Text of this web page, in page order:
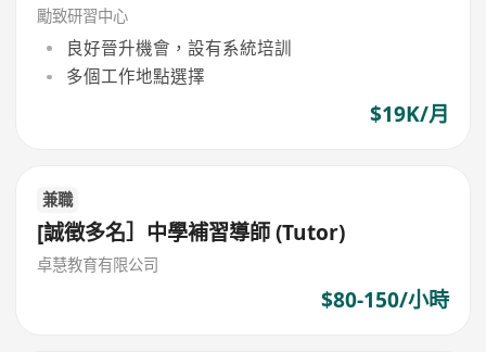
勵致研習中心
良好晉升機會，設有系統培訓
多個工作地點選擇
$19K/月
兼職
[誠徵多名］中學補習導師 (Tutor)
卓慧教育有限公司
$80-150/小時